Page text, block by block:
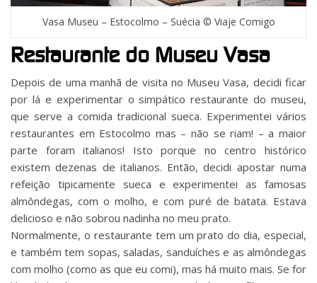
Vasa Museu – Estocolmo – Suécia © Viaje Comigo
Restaurante do Museu Vasa
Depois de uma manhã de visita no Museu Vasa, decidi ficar
por lá e experimentar o simpático restaurante do museu,
que serve a comida tradicional sueca. Experimentei vários
restaurantes em Estocolmo mas – não se riam! – a maior
parte foram italianos! Isto porque no centro histórico
existem dezenas de italianos. Então, decidi apostar numa
refeição tipicamente sueca e experimentei as famosas
almôndegas, com o molho, e com puré de batata. Estava
delicioso e não sobrou nadinha no meu prato.
Normalmente, o restaurante tem um prato do dia, especial,
e também tem sopas, saladas, sanduíches e as almôndegas
com molho (como as que eu comi), mas há muito mais. Se for